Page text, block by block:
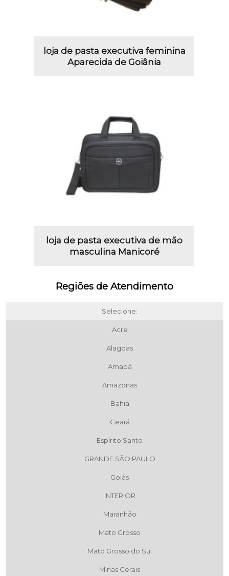
loja de pasta executiva feminina
Aparecida de Goiânia
loja de pasta executiva de mão
masculina Manicoré
Regiões de Atendimento
Selecione:
Acre
Alagoas
Amapá
Amazonas
Bahia
Ceará
Espírito Santo
GRANDE SÃO PAULO
Goiás
INTERIOR
Maranhão
Mato Grosso
Mato Grosso do Sul
Minas Gerais